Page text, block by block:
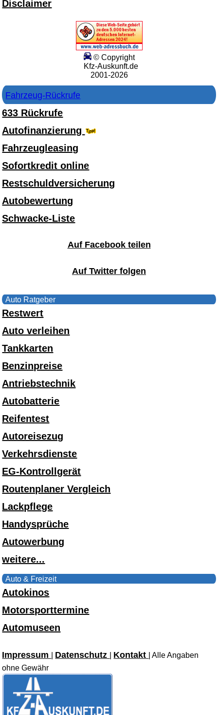
Disclaimer
© Copyright
Kfz-Auskunft.de
2001-2026
Fahrzeug-Rückrufe
633 Rückrufe
Autofinanzierung
Fahrzeugleasing
Sofortkredit online
Restschuldversicherung
Autobewertung
Schwacke-Liste
Auf Facebook teilen
Auf Twitter folgen
Auto Ratgeber
Restwert
Auto verleihen
Tankkarten
Benzinpreise
Antriebstechnik
Autobatterie
Reifentest
Autoreisezug
Verkehrsdienste
EG-Kontrollgerät
Routenplaner Vergleich
Lackpflege
Handysprüche
Autowerbung
weitere...
Auto & Freizeit
Autokinos
Motorsporttermine
Automuseen
Impressum Datenschutz Kontakt
| Alle Angaben
ohne Gewähr